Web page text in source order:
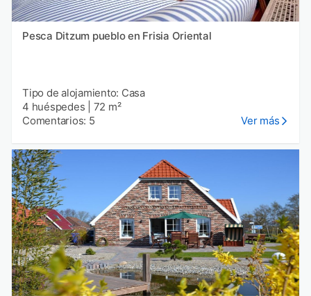
Pesca Ditzum pueblo en Frisia Oriental
Tipo de alojamiento: Casa
4 huéspedes
72 m²
Comentarios: 5
Ver más